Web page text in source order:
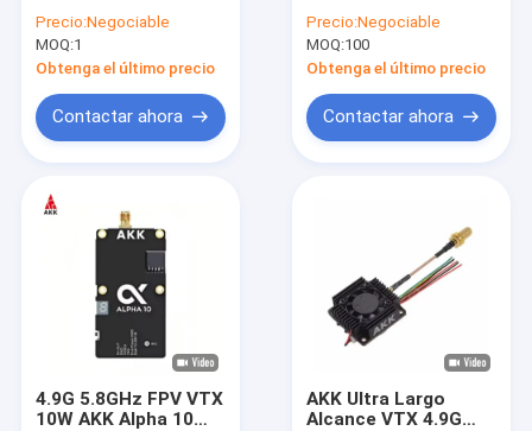
canales 6-7G FPV
VTX
Precio:Negociable
MOQ:1
Obtenga el último precio
Contactar ahora
Transmisor y
receptor de vídeo
terminado
Precio:Negociable
MOQ:100
Obtenga el último precio
Contactar ahora
4.9G 5.8GHz FPV VTX
10W AKK Alpha 10
AKK Ultra Largo
Alcance VTX 4.9G